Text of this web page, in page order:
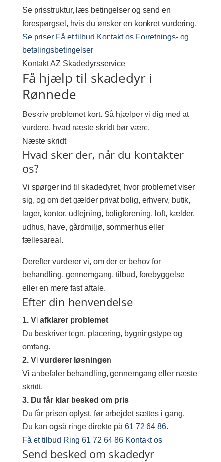
Se prisstruktur, læs betingelser og send en
forespørgsel, hvis du ønsker en konkret vurdering.
Se priser Få et tilbud Kontakt os Forretnings- og
betalingsbetingelser
Kontakt AZ Skadedyrsservice
Få hjælp til skadedyr i
Rønnede
Beskriv problemet kort. Så hjælper vi dig med at
vurdere, hvad næste skridt bør være.
Næste skridt
Hvad sker der, når du kontakter
os?
Vi spørger ind til skadedyret, hvor problemet viser
sig, og om det gælder privat bolig, erhverv, butik,
lager, kontor, udlejning, boligforening, loft, kælder,
udhus, have, gårdmiljø, sommerhus eller
fællesareal.
Derefter vurderer vi, om der er behov for
behandling, gennemgang, tilbud, forebyggelse
eller en mere fast aftale.
Efter din henvendelse
1. Vi afklarer problemet
Du beskriver tegn, placering, bygningstype og
omfang.
2. Vi vurderer løsningen
Vi anbefaler behandling, gennemgang eller næste
skridt.
3. Du får klar besked om pris
Du får prisen oplyst, før arbejdet sættes i gang.
Du kan også ringe direkte på 61 72 64 86.
Få et tilbud Ring 61 72 64 86 Kontakt os
Send besked om skadedyr